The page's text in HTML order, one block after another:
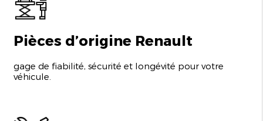
Pièces d’origine Renault
gage de fiabilité, sécurité et longévité pour votre
véhicule.